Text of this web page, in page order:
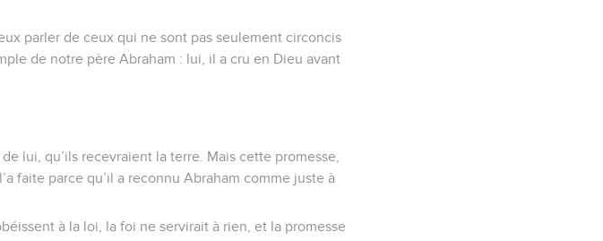
parler de ceux qui ne sont pas seulement circoncis
de notre père Abraham : lui, il a cru en Dieu avant
lui, qu’ils recevraient la terre. Mais cette promesse,
faite parce qu’il a reconnu Abraham comme juste à
à la loi, la foi ne servirait à rien, et la promesse